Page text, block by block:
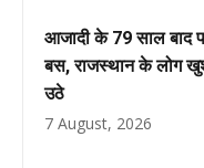
आजादी के 79 साल बाद
बस, राजस्थान के लोग
उठे
7 August, 2026